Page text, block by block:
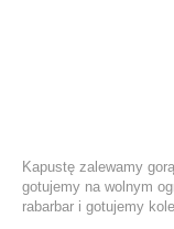
Kapustę zalewamy
gotujemy na wolnym
rabarbar i gotujemy